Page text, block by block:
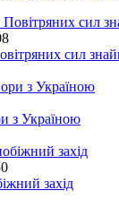
сил
з Україною
захід